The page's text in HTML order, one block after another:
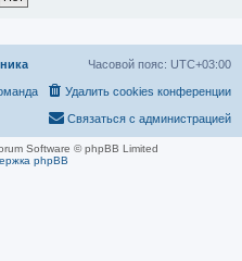
Часовой пояс: UTC+03:00
Удалить cookies конференции
Связаться с администрацией
Software © phpBB Limited
phpBB